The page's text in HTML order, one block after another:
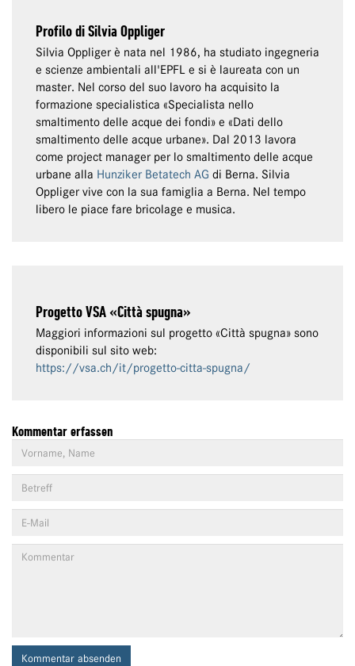
Profilo di Silvia Oppliger
Silvia Oppliger è nata nel 1986, ha studiato ingegneria
e scienze ambientali all'EPFL e si è laureata con un
master. Nel corso del suo lavoro ha acquisito la
formazione specialistica «Specialista nello
smaltimento delle acque dei fondi» e «Dati dello
smaltimento delle acque urbane». Dal 2013 lavora
come project manager per lo smaltimento delle acque
urbane alla Hunziker Betatech AG di Berna. Silvia
Oppliger vive con la sua famiglia a Berna. Nel tempo
libero le piace fare bricolage e musica.
Progetto VSA «Città spugna»
Maggiori informazioni sul progetto «Città spugna» sono
disponibili sul sito web:
https://vsa.ch/it/progetto-citta-spugna/
Kommentar erfassen
Kommentar absenden